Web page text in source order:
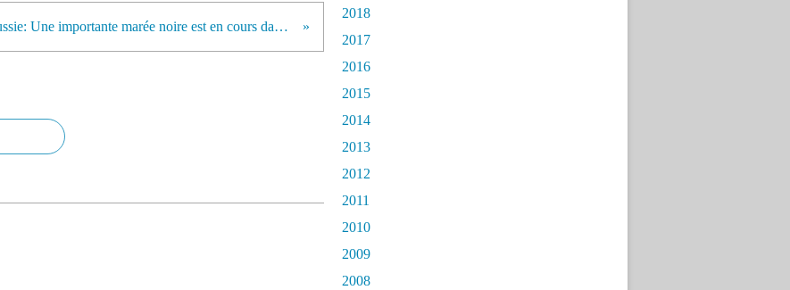
Russie: Une importante marée noire est en cours dans la mer noire prés d'Odessa
2018
2017
2016
2015
2014
2013
2012
2011
2010
2009
2008